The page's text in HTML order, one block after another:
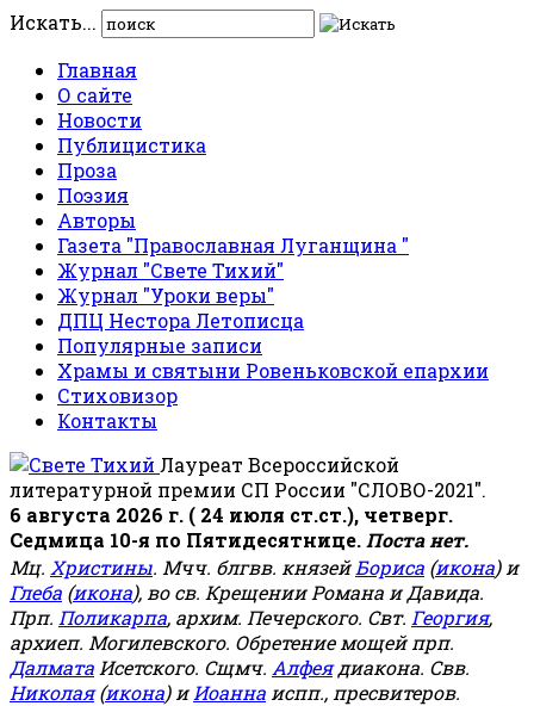
Искать...
Главная
О сайте
Новости
Публицистика
Проза
Поэзия
Авторы
Газета "Православная Луганщина "
Журнал "Свете Тихий"
Журнал "Уроки веры"
ДПЦ Нестора Летописца
Популярные записи
Храмы и святыни Ровеньковской епархии
Стиховизор
Контакты
Лауреат Всероссийской
литературной премии СП России "СЛОВО-2021".
6 августа 2026 г. ( 24 июля ст.ст.), четверг.
Седмица 10-я по Пятидесятнице. Поста нет.
Мц. Христины. Мчч. блгвв. князейБориса (икона) и
Глеба (икона), во св. Крещении Романа и Давида.
Прп. Поликарпа, архим. Печерского. Свт. Георгия,
архиеп. Могилевского. Обретение мощей прп.
Далмата Исетского. Сщмч. Алфеядиакона. Свв.
Николая(икона) иИоанна испп., пресвитеров.